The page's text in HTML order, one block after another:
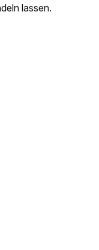
lassen.